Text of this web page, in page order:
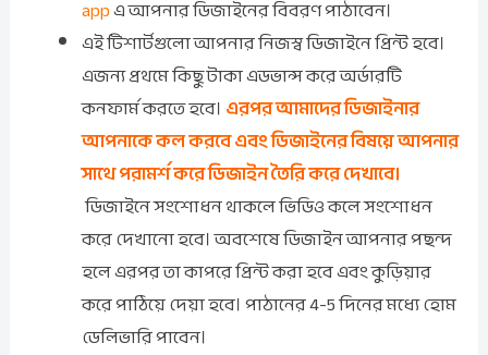
appএ আপনার ডিজাইনের বিবরণ পাঠাবেন।
এই টিশার্টগুলো আপনার নিজস্ব ডিজাইনে প্রিন্ট হবে।
এজন্য প্রথমে কিছু টাকা এডভান্স করে অর্ডারটি
কনফার্ম করতে হবে।এরপর আমাদের ডিজাইনার
আপনাকে কল করবে এবং ডিজাইনের বিষয়ে আপনার
সাথে পরামর্শ করে ডিজাইন তৈরি করে দেখাবে।
ডিজাইনে সংশোধন থাকলে ভিডিও কলে সংশোধন
করে দেখানো হবে। অবশেষে ডিজাইন আপনার পছন্দ
হলে এরপর তা কাপরে প্রিন্ট করা হবে এবং কুড়িয়ার
করে পাঠিয়ে দেয়া হবে। পাঠানের 4-5 দিনের মধ্যে হোম
ডেলিভারি পাবেন।